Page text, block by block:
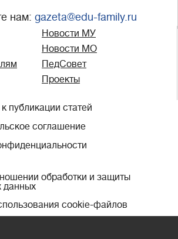
нам: gazeta@edu-family.ru
Новости МУ
Новости МО
ПедСовет
Проекты
публикации статей
соглашение
обработки и защиты
данных
cookie-файлов